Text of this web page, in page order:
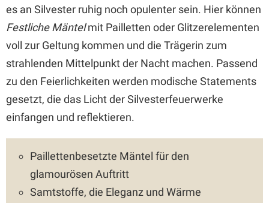
es an Silvester ruhig noch opulenter sein. Hier können
Festliche Mäntelmit Pailletten oder Glitzerelementen
voll zur Geltung kommen und die Trägerin zum
strahlenden Mittelpunkt der Nacht machen. Passend
zu den Feierlichkeiten werden modische Statements
gesetzt, die das Licht der Silvesterfeuerwerke
einfangen und reflektieren.
Paillettenbesetzte Mäntel für den
glamourösen Auftritt
Samtstoffe, die Eleganz und Wärme